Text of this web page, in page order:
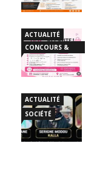
ACTUALITÉ
CONCOURS &
EMPLOI
ACTUALITÉ
SOCIÉTÉ